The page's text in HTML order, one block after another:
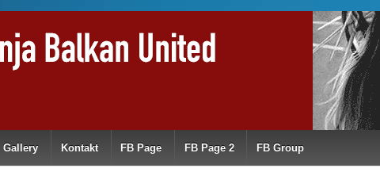
Gallery Kontakt FB Page FB Page 2 FB Group